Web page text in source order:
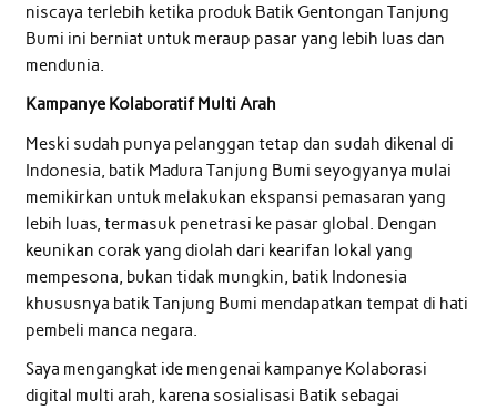
niscaya terlebih ketika produk Batik Gentongan Tanjung
Bumi ini berniat untuk meraup pasar yang lebih luas dan
mendunia.
Kampanye Kolaboratif Multi Arah
Meski sudah punya pelanggan tetap dan sudah dikenal di
Indonesia, batik Madura Tanjung Bumi seyogyanya mulai
memikirkan untuk melakukan ekspansi pemasaran yang
lebih luas, termasuk penetrasi ke pasar global. Dengan
keunikan corak yang diolah dari kearifan lokal yang
mempesona, bukan tidak mungkin, batik Indonesia
khususnya batik Tanjung Bumi mendapatkan tempat di hati
pembeli manca negara.
Saya mengangkat ide mengenai kampanye Kolaborasi
digital multi arah, karena sosialisasi Batik sebagai